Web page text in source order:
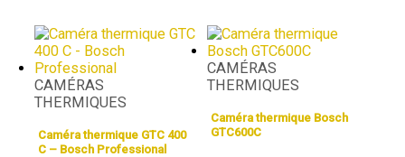
CAMÉRAS
THERMIQUES
Caméra thermique GTC 400
C – Bosch Professional
CAMÉRAS
THERMIQUES
Caméra thermique Bosch
GTC600C